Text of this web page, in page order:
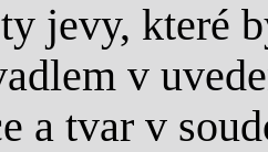
jevy, které
v
a tvar v